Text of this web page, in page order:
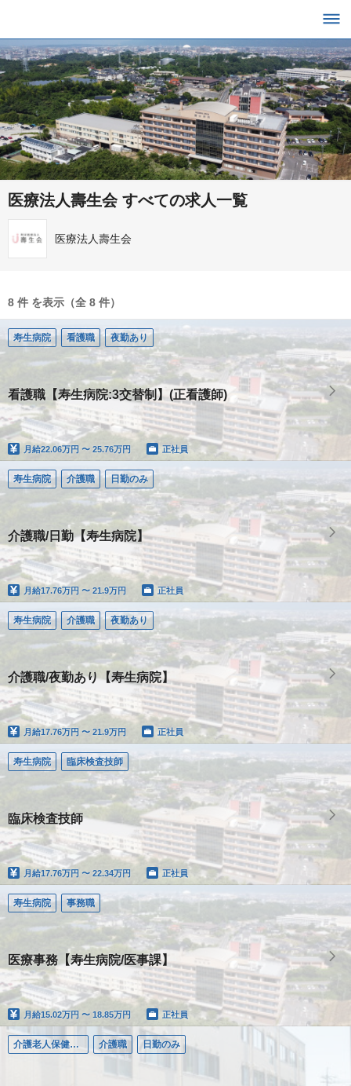
医療法人壽生会 すべての求人一覧
医療法人壽生会
8 件 を表示（全 8 件）
寿生病院 看護職 夜勤あり
看護職【寿生病院:3交替制】(正看護師)
月給22.06万円 〜 25.76万円 正社員
寿生病院 介護職 日勤のみ
介護職/日勤【寿生病院】
月給17.76万円 〜 21.9万円 正社員
寿生病院 介護職 夜勤あり
介護職/夜勤あり【寿生病院】
月給17.76万円 〜 21.9万円 正社員
寿生病院 臨床検査技師
臨床検査技師
月給17.76万円 〜 22.34万円 正社員
寿生病院 事務職
医療事務【寿生病院/医事課】
月給15.02万円 〜 18.85万円 正社員
介護老人保健施設寿生苑 介護職 日勤のみ